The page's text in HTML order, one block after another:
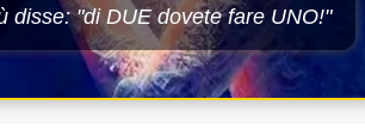
disse: "di DUE dovete fare UNO!"